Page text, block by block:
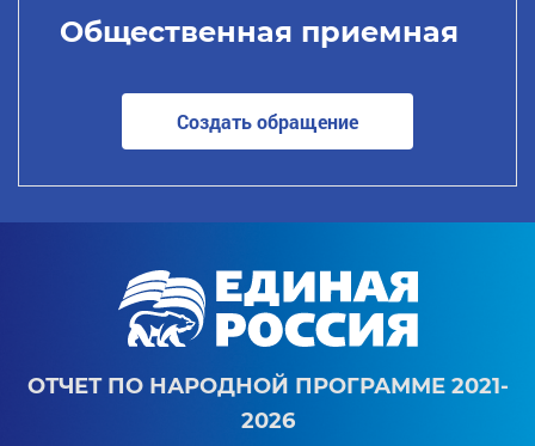
Общественная приемная
Создать обращение
ОТЧЕТ ПО НАРОДНОЙ ПРОГРАММЕ 2021-
2026